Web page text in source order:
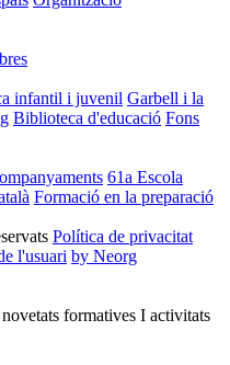
infantil i juvenil Garbell i la
Biblioteca d'educació Fons
61a Escola
Formació en la preparació
Política de privacitat
l'usuari by Neorg
formatives I activitats